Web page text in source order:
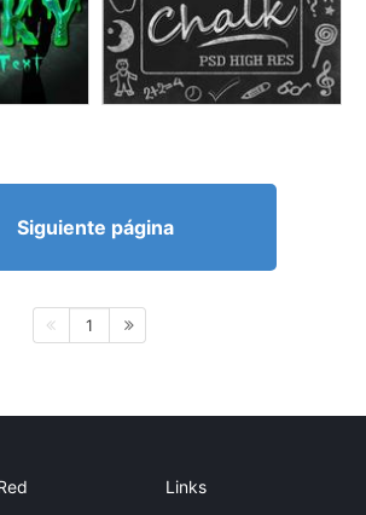
Siguiente página
1
Links